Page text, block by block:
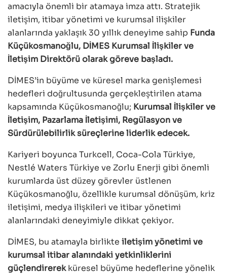
amacıyla önemli bir atamaya imza attı. Stratejik
iletişim, itibar yönetimi ve kurumsal ilişkiler
alanlarında yaklaşık 30 yıllık deneyime sahip Funda
Küçükosmanoğlu, DİMES Kurumsal İlişkiler ve
İletişim Direktörü olarak göreve başladı.
DİMES’in büyüme ve küresel marka genişlemesi
hedefleri doğrultusunda gerçekleştirilen atama
kapsamında Küçükosmanoğlu; Kurumsal İlişkiler ve
İletişim, Pazarlama İletişimi, Regülasyon ve
Sürdürülebilirlik süreçlerine liderlik edecek.
Kariyeri boyunca Turkcell, Coca-Cola Türkiye,
Nestlé Waters Türkiye ve Zorlu Enerji gibi önemli
kurumlarda üst düzey görevler üstlenen
Küçükosmanoğlu, özellikle kurumsal dönüşüm, kriz
iletişimi, medya ilişkileri ve itibar yönetimi
alanlarındaki deneyimiyle dikkat çekiyor.
DİMES, bu atamayla birlikte iletişim yönetimi ve
kurumsal itibar alanındaki yetkinliklerini
güçlendirerekküresel büyüme hedeflerine yönelik